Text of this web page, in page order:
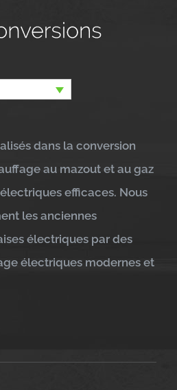
dans la conversion
au mazout et au gaz
efficaces. Nous
les anciennes
électriques par des
électriques modernes et